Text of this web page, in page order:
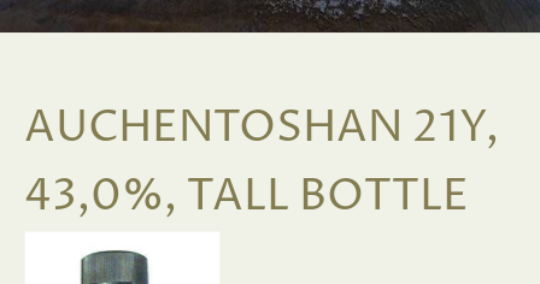
AUCHENTOSHAN 21Y,
43,0%, TALL BOTTLE